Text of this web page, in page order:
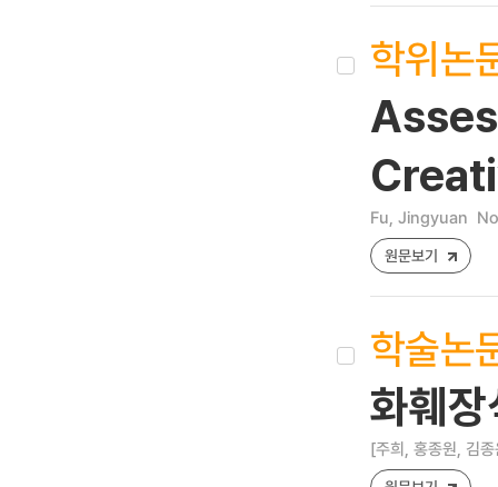
학위논
Fu, Jingyuan
원문보기
학술논
화훼
[주희, 홍종원, 김